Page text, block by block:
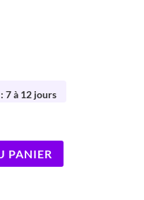
7 à 12 jours
PANIER